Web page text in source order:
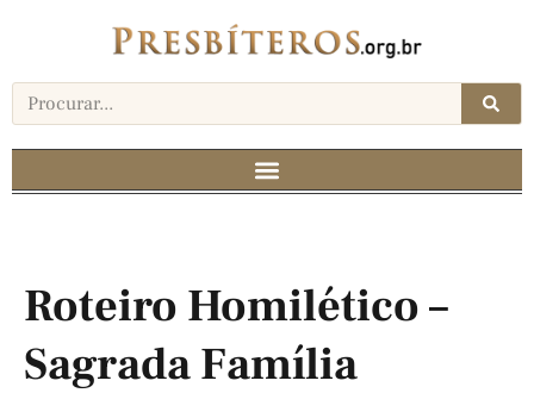
Roteiro Homilético –
Sagrada Família